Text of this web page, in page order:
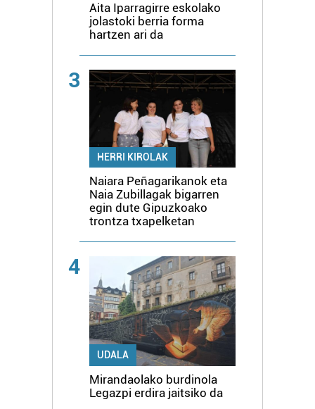
Aita Iparragirre eskolako
jolastoki berria forma
hartzen ari da
3
HERRI KIROLAK
Naiara Peñagarikanok eta
Naia Zubillagak bigarren
egin dute Gipuzkoako
trontza txapelketan
4
UDALA
Mirandaolako burdinola
Legazpi erdira jaitsiko da